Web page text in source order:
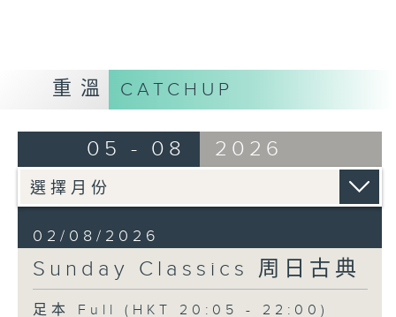
重溫 CATCHUP
05 - 08 2026
02/08/2026
Sunday Classics 周日古典
足本 Full (HKT 20:05 - 22:00)